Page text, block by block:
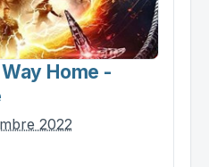
Home -
2022